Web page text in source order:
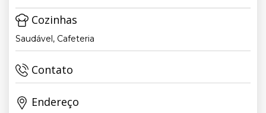
Cozinhas
Saudável, Cafeteria
Contato
Endereço